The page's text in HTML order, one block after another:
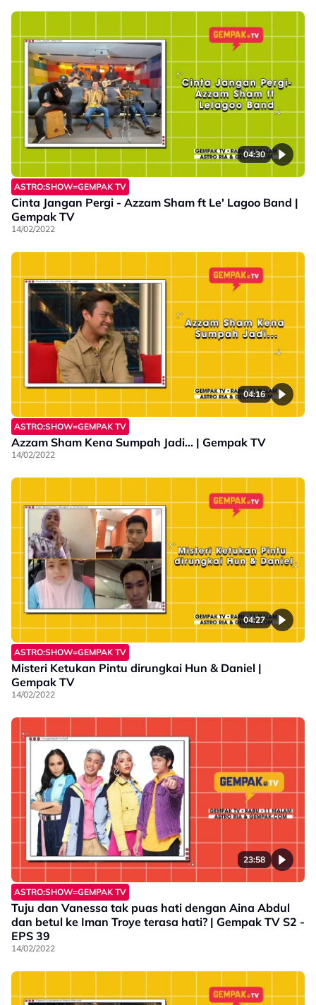
04:30
ASTRO:SHOW=GEMPAK TV
Cinta Jangan Pergi - Azzam Sham ft Le' Lagoo Band |
Gempak TV
14/02/2022
04:16
ASTRO:SHOW=GEMPAK TV
Azzam Sham Kena Sumpah Jadi... | Gempak TV
14/02/2022
04:27
ASTRO:SHOW=GEMPAK TV
Misteri Ketukan Pintu dirungkai Hun & Daniel |
Gempak TV
14/02/2022
23:58
ASTRO:SHOW=GEMPAK TV
Tuju dan Vanessa tak puas hati dengan Aina Abdul
dan betul ke Iman Troye terasa hati? | Gempak TV S2 -
EPS 39
14/02/2022